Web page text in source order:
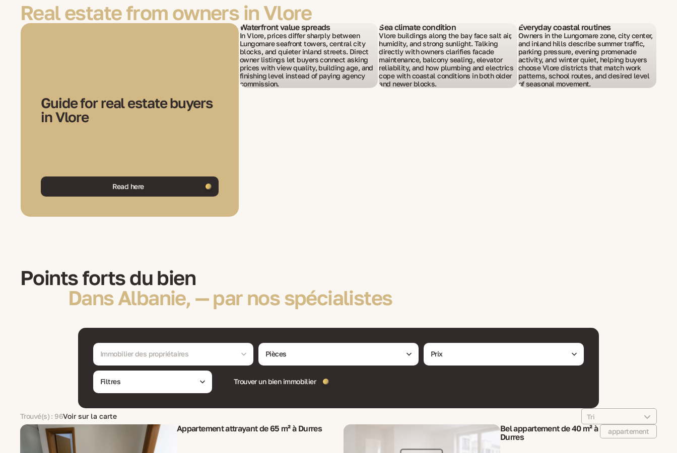
Real estate from owners in Vlore
Guide for real estate buyers
in Vlore
Read here
Waterfront value spreads
In Vlore, prices differ sharply between
Lungomare seafront towers, central city
blocks, and quieter inland streets. Direct
owner listings let buyers connect asking
prices with view quality, building age, and
finishing level instead of paying agency
commission.
Sea climate condition
Vlore buildings along the bay face salt air,
humidity, and strong sunlight. Talking
directly with owners clarifies facade
maintenance, balcony sealing, elevator
reliability, and how plumbing and electrics
cope with coastal conditions in both older
and newer blocks.
Everyday coastal routines
Owners in the Lungomare zone, city center,
and inland hills describe summer traffic,
parking pressure, evening promenade
activity, and winter quiet, helping buyers
choose Vlore districts that match work
patterns, school routes, and desired level
of seasonal movement.
Points forts du bien
Dans Albanie, — par nos spécialistes
Immobilier des propriétaires Pièces Prix
Filtres Trouver un bien immobilier
Trouvé(s) : 96Voir sur la carte Tri
Appartement attrayant de 65 m² à Durres
Bel appartement de 40 m² à
Durres
appartement